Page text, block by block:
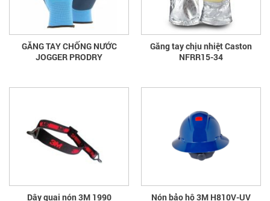
GĂNG TAY CHỐNG NƯỚC
JOGGER PRODRY
Găng tay chịu nhiệt Caston
NFRR15-34
Dây quai nón 3M 1990 Nón bảo hộ 3M H810V-UV